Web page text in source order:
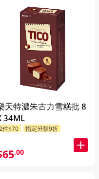
天特濃朱古力雪糕批 8
34ML
2件$70 指定分類9折
.00